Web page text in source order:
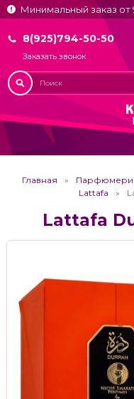
Минимальный заказ от
8(925)794-50-50
Заказать звонок
Главная
Lattafa
Lattafa